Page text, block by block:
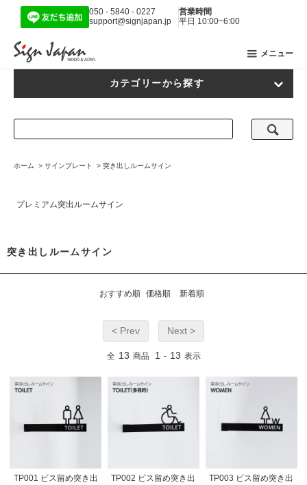
050 - 5840 - 0227
support@signjapan.jp
営業時間
平日 10:00~6:00
メニュー
カテゴリーから探す
ホーム > サインプレート > 突き出しルームサイン
プレミアム突出ルームサイン
突き出しルームサイン
おすすめ順 価格順 新着順
< Prev Next >
全 13 商品 1 - 13 表示
TP001 ビス留め突き出
TP002 ビス留め突き出
TP003 ビス留め突き出